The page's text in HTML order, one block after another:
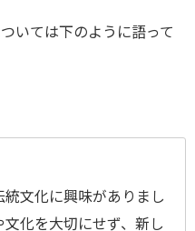
いては下のように語って
文化に興味がありまし
化を大切にせず、新し